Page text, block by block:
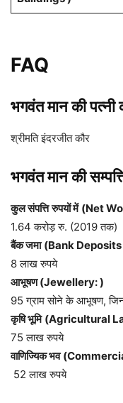
FAQ
भगवंत मान की पत्नी
श्रीमति इंदरजीत कौर
भगवंत मान की
कुल संपत्ति रुपयों में (Net
1.64 करोड़ रु. (2019 तक)
बैंक जमा (Bank Deposits
8 लाख रुपये
आभूषण (Jewellery: )
95 ग्राम सोने के आभूषण,
कृषि भूमि (Agricultural
75 लाख रुपये
वाणिज्यिक भव
52 लाख रुपये